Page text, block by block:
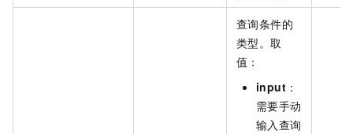
查询条件的
类型。取
值：
input ：
需要手动
输入查询